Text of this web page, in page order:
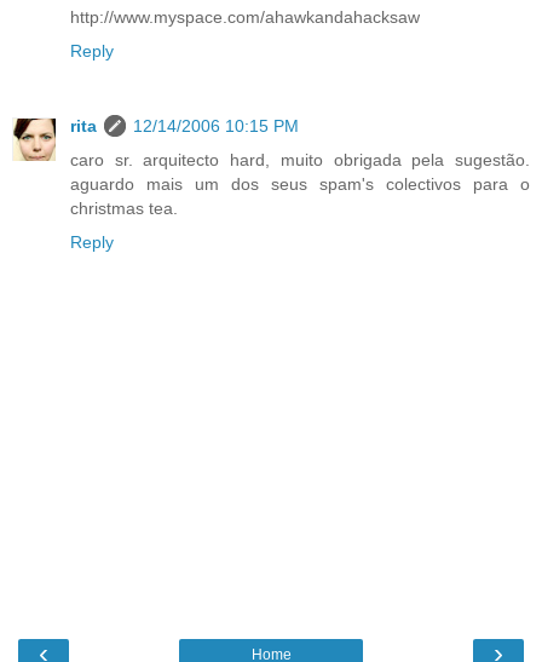
http://www.myspace.com/ahawkandahacksaw
Reply
rita
12/14/2006 10:15 PM
caro sr. arquitecto hard, muito obrigada pela sugestão.
aguardo mais um dos seus spam's colectivos para o
christmas tea.
Reply
‹ ›
Home